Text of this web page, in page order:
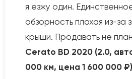
я езжу один.
обзорность плохая из-за
крыши. Продавать не
Cerato BD 2020 (2.0,
000 км, цена 1 600 000